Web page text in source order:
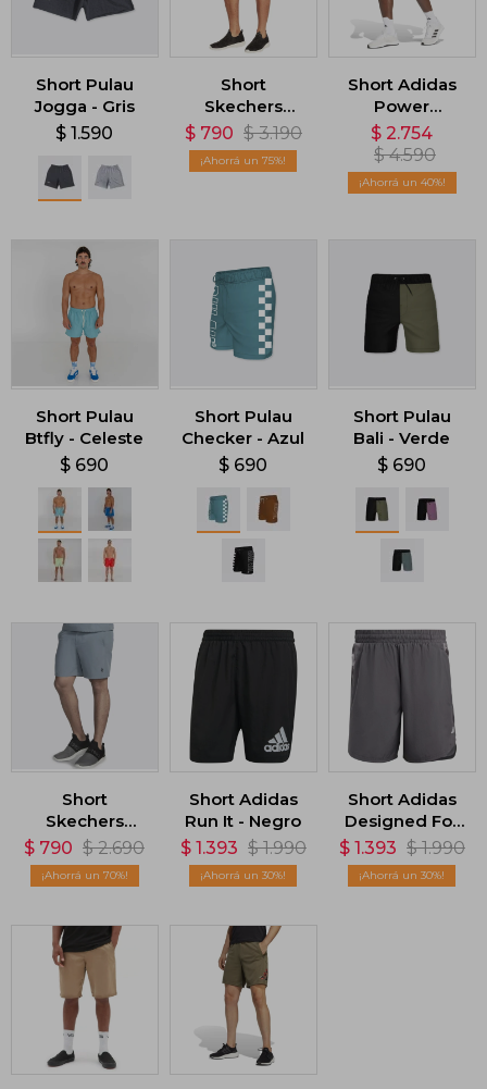
Short Pulau
Jogga - Gris
$ 1.590
Short
Skechers
Movement 5 -
Negro
$ 790 $ 3.190
75
Short Adidas
Power
Workout 2 en 1
- Negro
$ 2.754
$ 4.590
40
Short Pulau
Btfly - Celeste
$ 690
Short Pulau
Checker - Azul
$ 690
Short Pulau
Bali - Verde
$ 690
Short
Skechers
Movement 7 -
Gris
$ 790 $ 2.690
70
Short Adidas
Run It - Negro
$ 1.393 $ 1.990
30
Short Adidas
Designed For
Movement
HIIT - Gris
$ 1.393 $ 1.990
30